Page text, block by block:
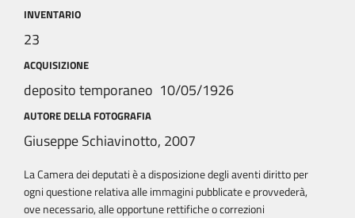
INVENTARIO
23
ACQUISIZIONE
deposito temporaneo 10/05/1926
AUTORE DELLA FOTOGRAFIA
Giuseppe Schiavinotto, 2007
La Camera dei deputati è a disposizione degli aventi diritto per
ogni questione relativa alle immagini pubblicate e provvederà,
ove necessario, alle opportune rettifiche o correzioni